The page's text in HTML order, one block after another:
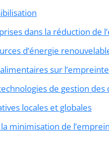
dans la réduction de
d’énergie
sur
de gestion des
locales et globales
minimisation de